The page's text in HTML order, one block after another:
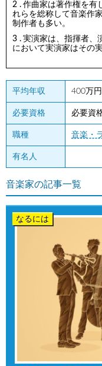
作曲家は著作権を有
れらを総称して音楽作
制作者も多い。
実演家は、指揮者、
において実演家はその
平均年収 400万
必要資格 必要資
職種 音楽・
有名人
音楽家の記事一覧
なるには